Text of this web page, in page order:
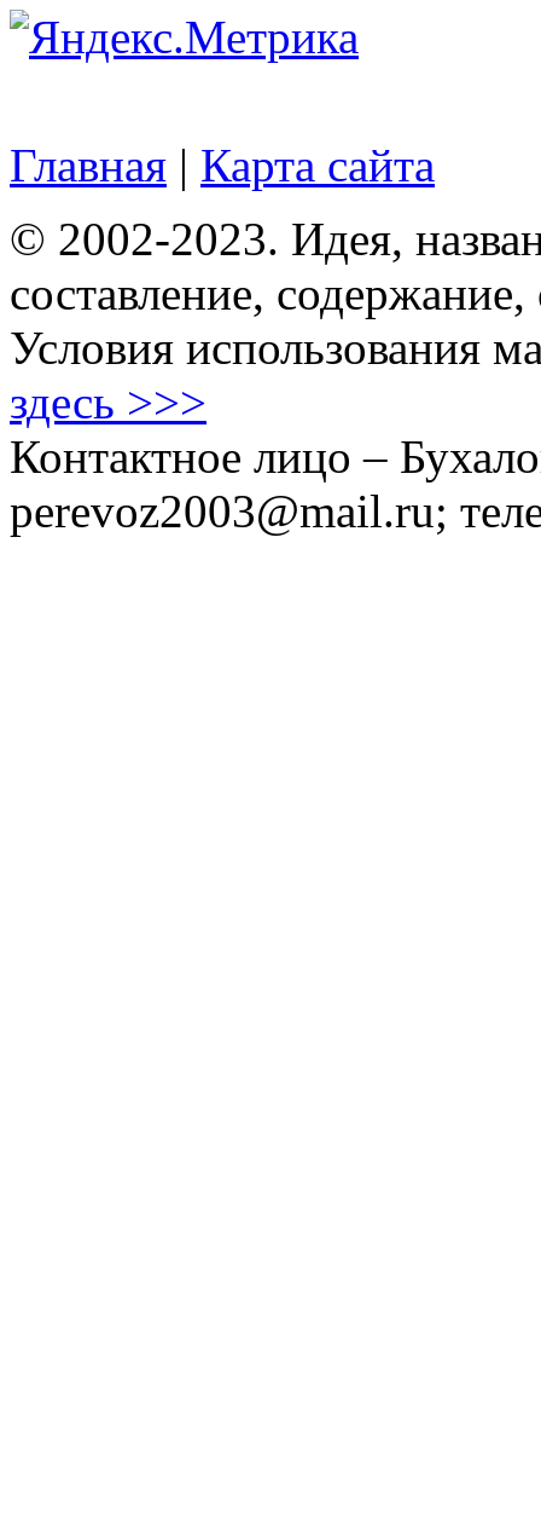
Главная | Карта сайта
© 2002-2023. Идея,
составление,
Условия использования
здесь >>>
Контактное лицо –
perevoz2003@mail.ru;